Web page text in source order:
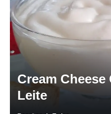
Cream Cheese
Leite